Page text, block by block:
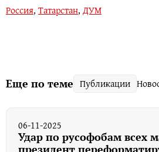
Россия, Татарстан, ДУМ
Еще по теме Публикации
06-11-2025
Удар по русофобам всех
президент